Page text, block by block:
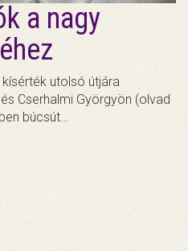
a nagy
utolsó útjára
Cserhalmi Györgyön (olvad
búcsút…